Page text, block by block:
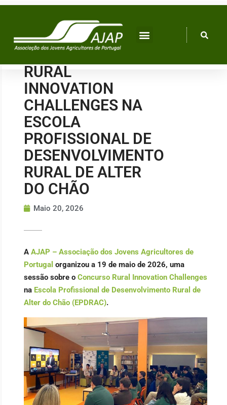
Skip
RURAL
INNOVATION
CHALLENGES NA
ESCOLA
PROFISSIONAL DE
DESENVOLVIMENTO
RURAL DE ALTER
DO CHÃO
Maio 20, 2026
A AJAP – Associação dos Jovens Agricultores de
Portugal organizou a 19 de maio de 2026, uma
sessão sobre o Concurso Rural Innovation Challenges
na Escola Profissional de Desenvolvimento Rural de
Alter do Chão (EPDRAC).